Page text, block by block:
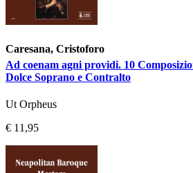
Caresana, Cristoforo
Ad coenam agni providi. 10
Dolce Soprano e Contralto
Ut Orpheus
€ 11,95